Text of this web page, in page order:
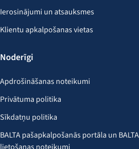
Ierosinājumi un atsauksmes
Klientu apkalpošanas vietas
Noderīgi
Apdrošināšanas noteikumi
Privātuma politika
Sīkdatņu politika
BALTA pašapkalpošanās portāla un